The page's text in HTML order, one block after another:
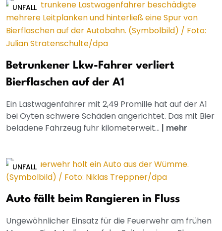
UNFALL
Betrunkener Lkw-Fahrer verliert
Bierflaschen auf der A1
Ein Lastwagenfahrer mit 2,49 Promille hat auf der A1
bei Oyten schwere Schäden angerichtet. Das mit Bier
beladene Fahrzeug fuhr kilometerweit... | mehr
UNFALL
Auto fällt beim Rangieren in Fluss
Ungewöhnlicher Einsatz für die Feuerwehr am frühen